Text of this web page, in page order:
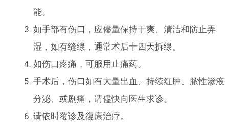
能。
如手部有伤口，应儘量保持干爽、清洁和防止弄
湿，如有缝缐，通常术后十四天拆缐。
如伤口疼痛，可服用止痛药。
手术后，伤口如有大量出血、持续红肿、脓性渗液
分泌、或剧痛，请儘快向医生求诊。
请依时覆诊及復康治疗。